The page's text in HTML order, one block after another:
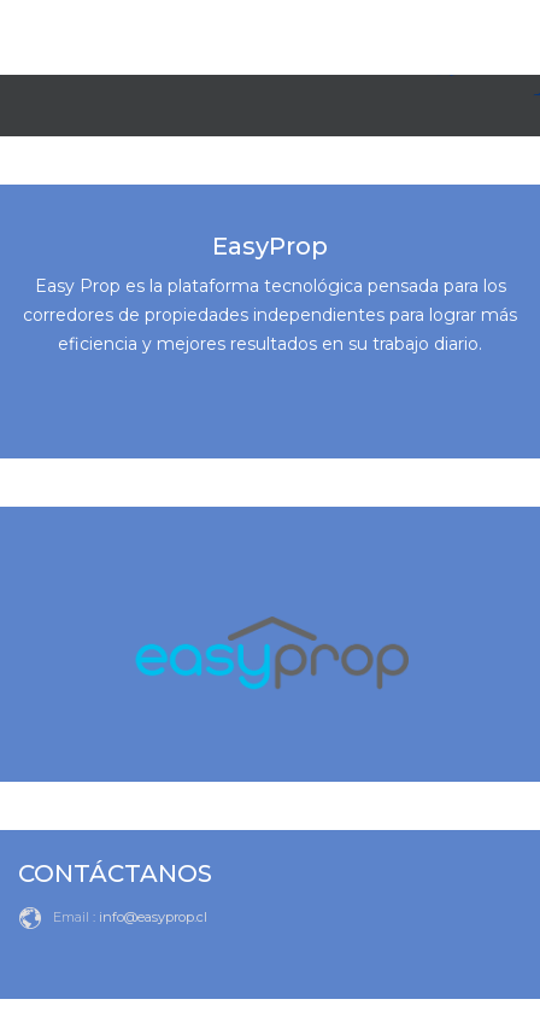
EasyProp
Easy Prop es la plataforma tecnológica pensada para los
corredores de propiedades independientes para lograr más
eficiencia y mejores resultados en su trabajo diario.
CONTÁCTANOS
Email : info@easyprop.cl